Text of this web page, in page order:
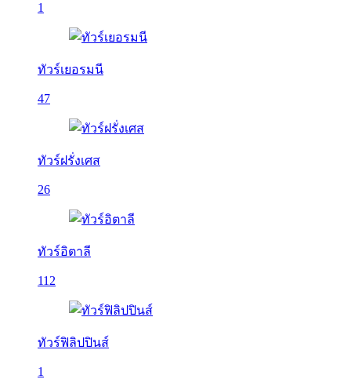
1
ทัวร์เยอรมนี
47
ทัวร์ฝรั่งเศส
26
ทัวร์อิตาลี
112
ทัวร์ฟิลิปปินส์
1